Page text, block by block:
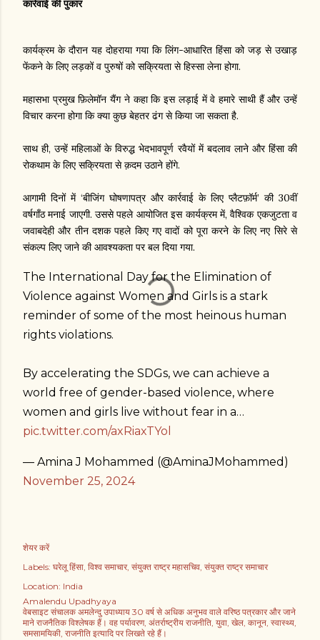
कार्रवाई की पुकार
कार्यक्रम के दौरान यह दोहराया गया कि लिंग-आधारित हिंसा को जड़ से उखाड़
फेंकने के लिए लड़कों व पुरुषों को सक्रियता से हिस्सा लेना होगा.
महासभा प्रमुख फ़िलेमॉन यैंग ने कहा कि इस लड़ाई में वे हमारे साथी हैं और उन्हें
विचार करना होगा कि क्या कुछ बेहतर ढंग से किया जा सकता है.
साथ ही, उन्हें महिलाओं के विरुद्ध भेदभावपूर्ण रवैयों में बदलाव लाने और हिंसा की
रोकथाम के लिए सक्रियता से क़दम उठाने होंगे.
आगामी दिनों में ‘बीजिंग घोषणापत्र और कार्रवाई के लिए प्लैटफ़ॉर्म’ की 30वीं
वर्षगाँठ मनाई जाएगी. उससे पहले आयोजित इस कार्यक्रम में, वैश्विक एकजुटता व
जवाबदेही और तीन दशक पहले किए गए वादों को पूरा करने के लिए नए सिरे से
संकल्प लिए जाने की आवश्यकता पर बल दिया गया.
The International Day for the Elimination of
Violence against Women and Girls is a stark
reminder of some of the most heinous human
rights violations.
By accelerating the SDGs, we can achieve a
world free of gender-based violence, where
women and girls live without fear in a…
pic.twitter.com/axRiaxTYol
— Amina J Mohammed (@AminaJMohammed)
November 25, 2024
शेयर करें
Labels: घरेलू हिंसा विश्व समाचार संयुक्त राष्ट्र महासचिव संयुक्त राष्ट्र समाचार
Location: India
Amalendu Upadhyaya
वेबसाइट संचालक अमलेन्दु उपाध्याय 30 वर्ष से अधिक अनुभव वाले वरिष्ठ पत्रकार और जाने
माने राजनैतिक विश्लेषक हैं। वह पर्यावरण, अंतर्राष्ट्रीय राजनीति, युवा, खेल, कानून, स्वास्थ्य,
समसामयिकी, राजनीति इत्यादि पर लिखते रहे हैं।